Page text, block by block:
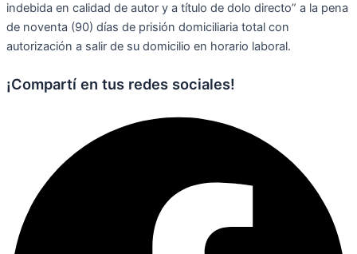
indebida en calidad de autor y a título de dolo directo” a la pena
de noventa (90) días de prisión domiciliaria total con
autorización a salir de su domicilio en horario laboral.
¡Compartí en tus redes sociales!